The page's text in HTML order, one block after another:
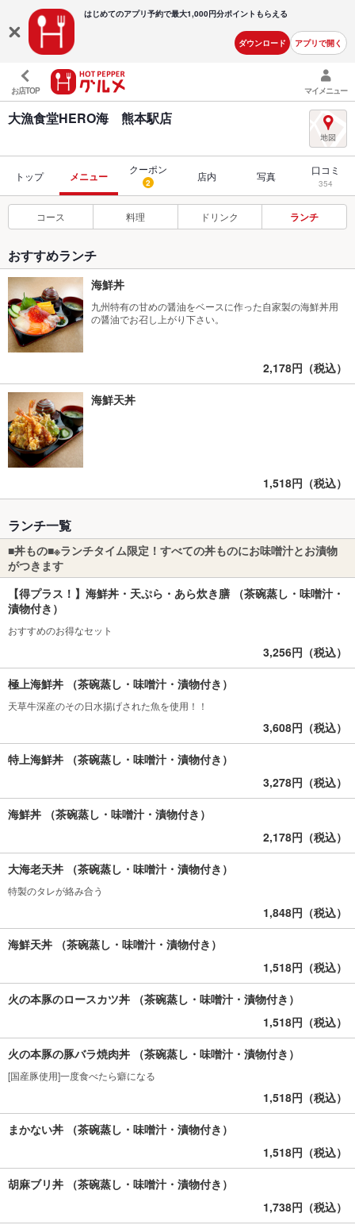
はじめてのアプリ予約で最大1,000円分ポイントもらえる
ダウンロード アプリで開く
お店TOP マイメニュー
大漁食堂HERO海 熊本駅店
トップ メニュー
クーポン
2 店内 写真 口コミ
354
コース 料理 ドリンク ランチ
おすすめランチ
海鮮丼
九州特有の甘めの醤油をベースに作った自家製の海鮮丼用
の醤油でお召し上がり下さい。
2,178円（税込）
海鮮天丼
1,518円（税込）
ランチ一覧
■丼もの■※ランチタイム限定！すべての丼ものにお味噌汁とお漬物
がつきます
【得プラス！】海鮮丼・天ぷら・あら炊き膳 （茶碗蒸し・味噌汁・
漬物付き）
おすすめのお得なセット
3,256円（税込）
極上海鮮丼 （茶碗蒸し・味噌汁・漬物付き）
天草牛深産のその日水揚げされた魚を使用！！
3,608円（税込）
特上海鮮丼 （茶碗蒸し・味噌汁・漬物付き）
3,278円（税込）
海鮮丼 （茶碗蒸し・味噌汁・漬物付き）
2,178円（税込）
大海老天丼 （茶碗蒸し・味噌汁・漬物付き）
特製のタレが絡み合う
1,848円（税込）
海鮮天丼 （茶碗蒸し・味噌汁・漬物付き）
1,518円（税込）
火の本豚のロースカツ丼 （茶碗蒸し・味噌汁・漬物付き）
1,518円（税込）
火の本豚の豚バラ焼肉丼 （茶碗蒸し・味噌汁・漬物付き）
[国産豚使用]一度食べたら癖になる
1,518円（税込）
まかない丼 （茶碗蒸し・味噌汁・漬物付き）
1,518円（税込）
胡麻ブリ丼 （茶碗蒸し・味噌汁・漬物付き）
1,738円（税込）